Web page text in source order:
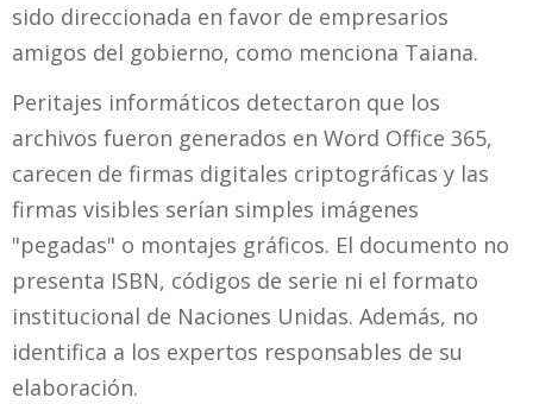
sido direccionada en favor de empresarios
amigos del gobierno, como menciona Taiana.
Peritajes informáticos detectaron que los
archivos fueron generados en Word Office 365,
carecen de firmas digitales criptográficas y las
firmas visibles serían simples imágenes
"pegadas" o montajes gráficos. El documento no
presenta ISBN, códigos de serie ni el formato
institucional de Naciones Unidas. Además, no
identifica a los expertos responsables de su
elaboración.